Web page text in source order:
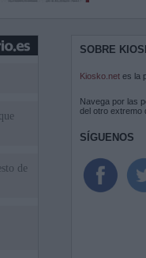
de
SOBRE
Kiosko.net es la
Navega por las
del otro extremo
SÍGUENOS